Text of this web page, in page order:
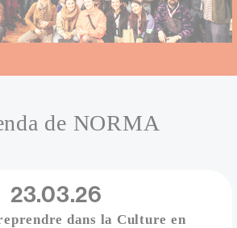
de NORMA
Date
23.03.26
dans la Culture en